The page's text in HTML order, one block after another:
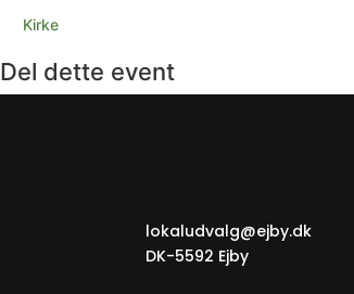
Kirke
Del dette event
lokaludvalg@ejby.dk
DK-5592 Ejby